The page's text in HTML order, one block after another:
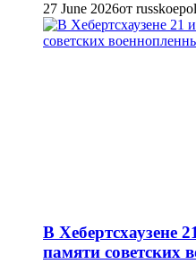
27 June 2026от
В Хебертсхаузене
памяти советских